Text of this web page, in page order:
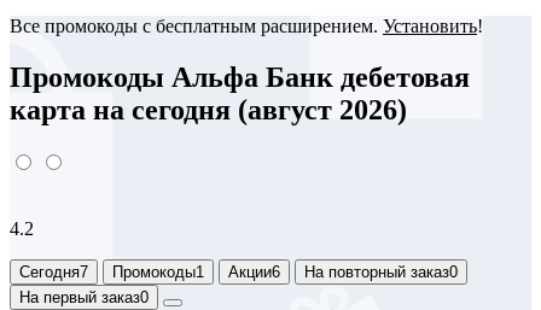
Все промокоды с бесплатным расширением. Установить!
Промокоды Альфа Банк дебетовая
карта на сегодня (август 2026)
4.2
Сегодня7 Промокоды1 Акции6 На повторный заказ0
На первый заказ0